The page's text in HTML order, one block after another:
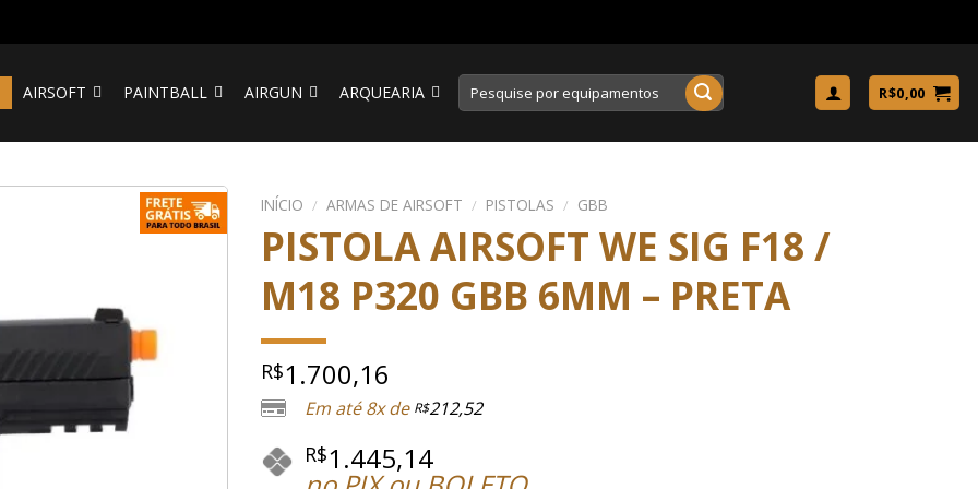
AIRSOFT PAINTBALL AIRGUN ARQUEARIA
Pesquisar
por:
R$0,00
INÍCIO / ARMAS DE AIRSOFT / PISTOLAS / GBB
PISTOLA AIRSOFT WE SIG F18 /
M18 P320 GBB 6MM – PRETA
R$1.700,16
Em até 8x de R$212,52
R$1.445,14